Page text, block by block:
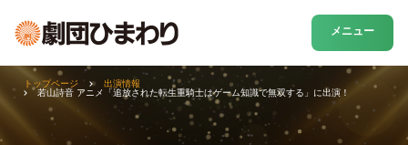
メニュー
トップページ
出演情報
若山詩音 アニメ「追放された転生重騎士はゲーム知識で無双する」に出演！